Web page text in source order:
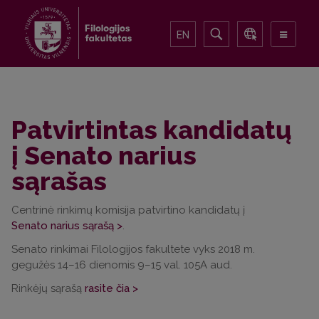
EN
Patvirtintas kandidatų
į Senato narius
sąrašas
Centrinė rinkimų komisija patvirtino kandidatų į
Senato narius sąrašą >.
Senato rinkimai Filologijos fakultete vyks 2018 m.
gegužės 14–16 dienomis 9–15 val. 105A aud.
Rinkėjų sąrašą rasite čia >